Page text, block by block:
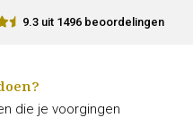
9.3 uit 1496 beoordelingen
die je voorgingen